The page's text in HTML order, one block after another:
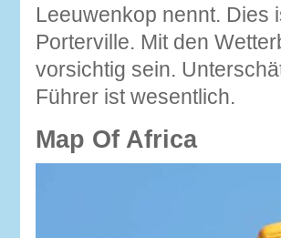
Leeuwenkop nennt. Dies
Porterville. Mit den
vorsichtig sein.
Führer ist wesentlich.
Map Of Africa